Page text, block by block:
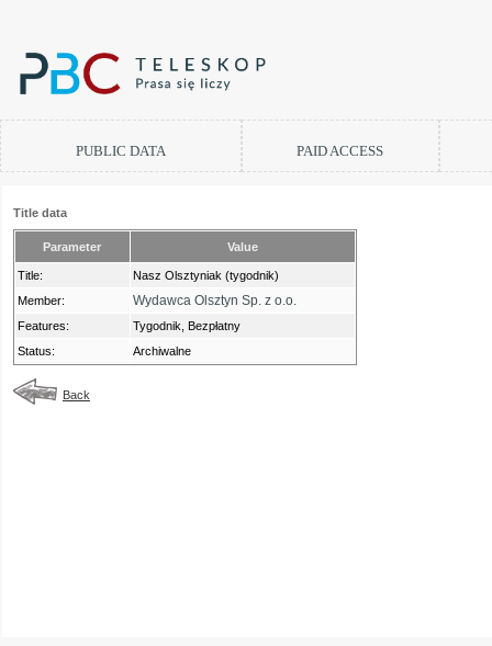
PUBLIC DATA PAID ACCESS
Title data
Parameter Value
Title:
Nasz Olsztyniak (tygodnik)
Member:
Wydawca Olsztyn Sp. z o.o.
Features:
Tygodnik, Bezpłatny
Status:
Archiwalne
Back